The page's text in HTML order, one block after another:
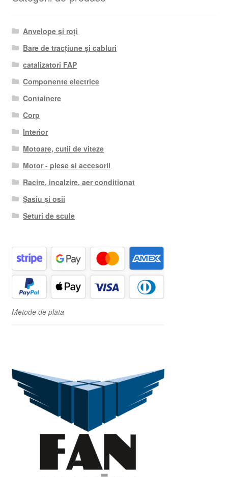
Anvelope și roți
Bare de tracțiune și cabluri
catalizatori FAP
Componente electrice
Containere
Corp
Interior
Motoare, cutii de viteze
Motor - piese si accesorii
Racire, incalzire, aer conditionat
Șasiu și osii
Seturi de scule
Metode de plata